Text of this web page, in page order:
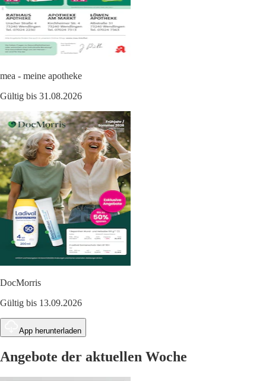
mea - meine apotheke
Gültig bis 31.08.2026
DocMorris
Gültig bis 13.09.2026
App herunterladen
Angebote der aktuellen Woche